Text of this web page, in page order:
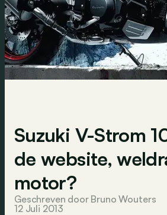
Suzuki V-Strom
de website,
motor?
Geschreven door Bruno Wouters
12 Juli 2013